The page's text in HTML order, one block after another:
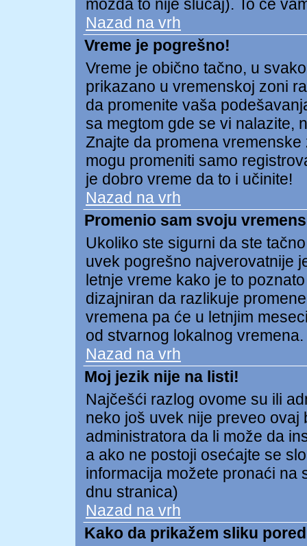
možda to nije slučaj). To će
Nazad na vrh
Vreme je pogrešno!
Vreme je obično tačno, u
prikazano u vremenskoj zoni
da promenite vaša
sa megtom gde se vi nalazite,
Znajte da promena
mogu promeniti samo
je dobro vreme da to i učinite!
Nazad na vrh
Promenio sam svoju
Ukoliko ste sigurni da ste
uvek pogrešno najverovatnije
letnje vreme kako je to
dizajniran da razlikuje
vremena pa će u letnjim
od stvarnog lokalnog vremena.
Nazad na vrh
Moj jezik nije na listi!
Najčešći razlog ovome su ili
neko još uvek nije preveo ovaj
administratora da li može da
a ako ne postoji osećajte se
informacija možete pronaći na
dnu stranica)
Nazad na vrh
Kako da prikažem sliku